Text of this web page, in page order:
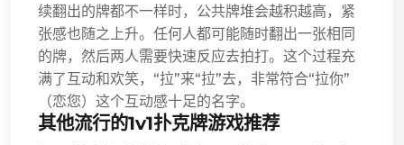
续翻出的牌都不一样时，公共牌堆会越积越高，紧
张感也随之上升。任何人都可能随时翻出一张相同
的牌，然后两人需要快速反应去拍打。这个过程充
满了互动和欢笑，“拉”来“拉”去，非常符合“拉你”
（恋您）这个互动感十足的名字。
其他流行的1v1扑克牌游戏推荐